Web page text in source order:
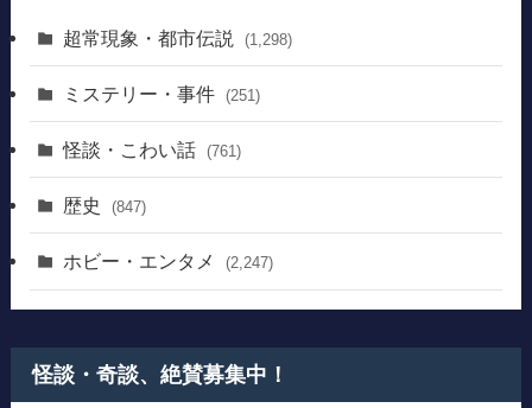
超常現象・都市伝説 (1,298)
ミステリー・事件 (251)
怪談・こわい話 (761)
歴史 (847)
ホビー・エンタメ (2,247)
怪談・奇談、絶賛募集中！